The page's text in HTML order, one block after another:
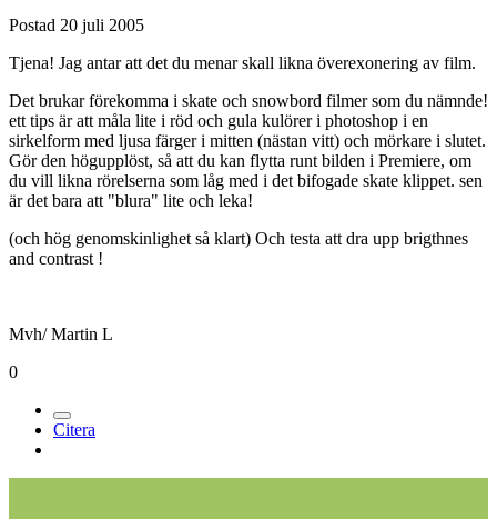
Postad 20 juli 2005
Tjena! Jag antar att det du menar skall likna överexonering av film.
Det brukar förekomma i skate och snowbord filmer som du nämnde!
ett tips är att måla lite i röd och gula kulörer i photoshop i en
sirkelform med ljusa färger i mitten (nästan vitt) och mörkare i slutet.
Gör den högupplöst, så att du kan flytta runt bilden i Premiere, om
du vill likna rörelserna som låg med i det bifogade skate klippet. sen
är det bara att "blura" lite och leka!
(och hög genomskinlighet så klart) Och testa att dra upp brigthnes
and contrast !
Mvh/ Martin L
0
Citera